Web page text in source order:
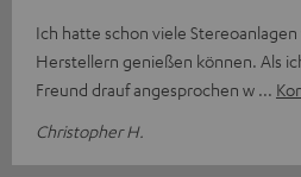
Ich hatte schon viele
Herstellern genießen können. Als
Freund drauf angesprochen w
Christopher H.